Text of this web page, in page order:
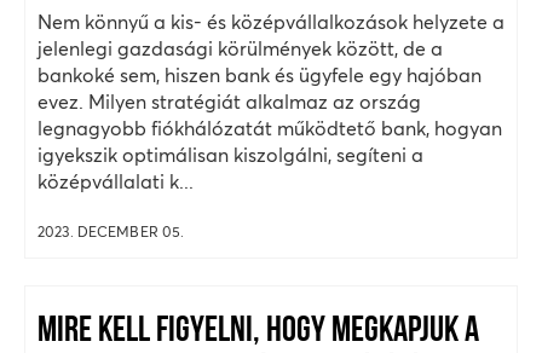
Nem könnyű a kis- és középvállalkozások helyzete a
jelenlegi gazdasági körülmények között, de a
bankoké sem, hiszen bank és ügyfele egy hajóban
evez. Milyen stratégiát alkalmaz az ország
legnagyobb fiókhálózatát működtető bank, hogyan
igyekszik optimálisan kiszolgálni, segíteni a
középvállalati k...
2023. DECEMBER 05.
MIRE KELL FIGYELNI, HOGY MEGKAPJUK A